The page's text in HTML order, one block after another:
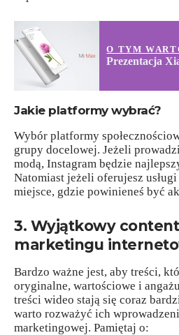
O TYM
Prezentacja
Jakie platformy wybrać?
Wybór platformy
grupy docelowej. Jeżeli
modą, Instagram będzie
Natomiast jeżeli oferujesz
miejsce, gdzie powinieneś być
3. Wyjątkowy content
marketingu
Bardzo ważne jest, aby treści,
oryginalne, wartościowe i
treści wideo stają się coraz
warto rozważyć ich
marketingowej. Pamiętaj o: